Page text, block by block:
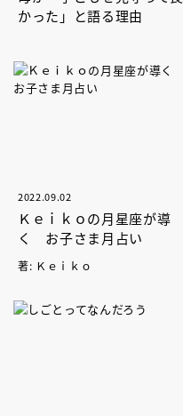
かった」と語る理由
2022.09.02
Ｋｅｉｋｏの月星座が導
く お子さま月占い
著: Ｋｅｉｋｏ